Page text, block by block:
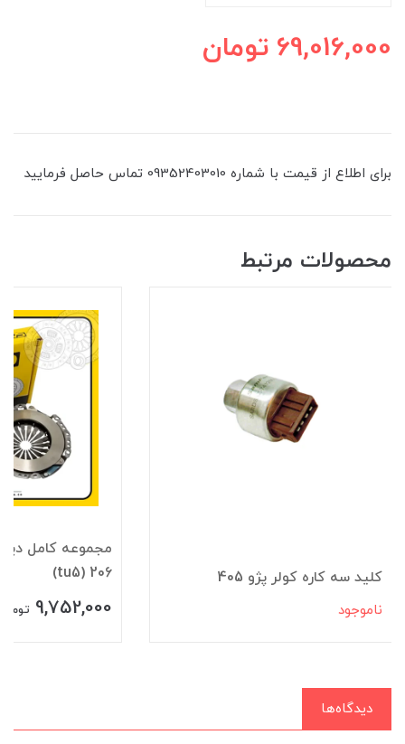
69,016,000 تومان
برای اطلاع از قیمت با شماره 09352403010 تماس حاصل فرمایید
محصولات مرتبط
کليد سه کاره کولر پژو 405
ناموجود
مجموعه کامل
206 (tu5)
9,752,000 تومان
دیدگاه‌ها